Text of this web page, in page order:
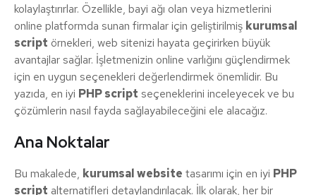
kolaylaştırırlar. Özellikle, bayi ağı olan veya hizmetlerini
online platformda sunan firmalar için geliştirilmiş kurumsal
script örnekleri, web sitenizi hayata geçirirken büyük
avantajlar sağlar. İşletmenizin online varlığını güçlendirmek
için en uygun seçenekleri değerlendirmek önemlidir. Bu
yazıda, en iyi PHP script seçeneklerini inceleyecek ve bu
çözümlerin nasıl fayda sağlayabileceğini ele alacağız.
Ana Noktalar
Bu makalede, kurumsal website tasarımı için en iyi PHP
script alternatifleri detaylandırılacak. İlk olarak, her bir